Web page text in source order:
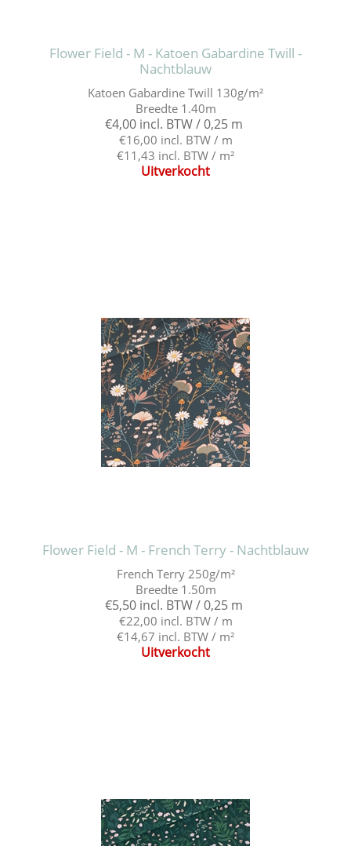
Flower Field - M - Katoen Gabardine Twill -
Nachtblauw
Katoen Gabardine Twill 130g/m²
Breedte 1.40m
€4,00 incl. BTW / 0,25 m
€16,00 incl. BTW / m
€11,43 incl. BTW / m²
Uitverkocht
Flower Field - M - French Terry - Nachtblauw
French Terry 250g/m²
Breedte 1.50m
€5,50 incl. BTW / 0,25 m
€22,00 incl. BTW / m
€14,67 incl. BTW / m²
Uitverkocht